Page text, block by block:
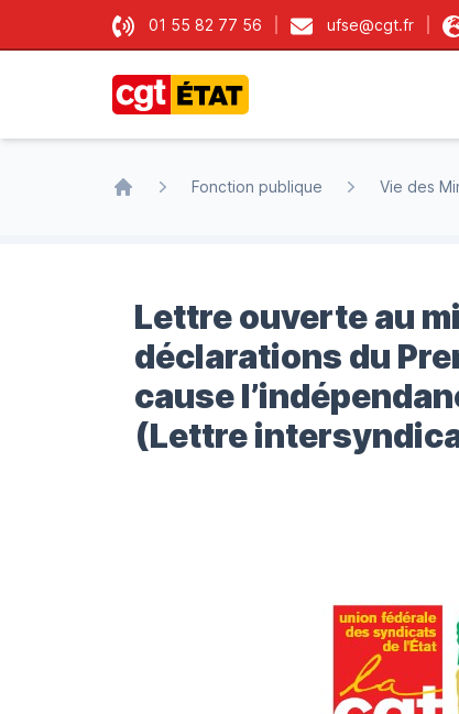
01 55 82 77 56 ufse@cgt.fr
Fonction publique Vie des
Lettre ouverte au
déclarations du
cause
(Lettre